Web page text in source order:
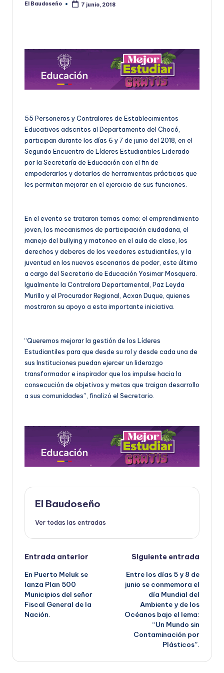
Publicado
El Baudoseño 7 junio, 2018
55 Personeros y Contralores de Establecimientos
Educativos adscritos al Departamento del Chocó,
participan durante los días 6 y 7 de junio del 2018, en el
Segundo Encuentro de Líderes Estudiantiles Liderado
por la Secretaría de Educación con el fin de
empoderarlos y dotarlos de herramientas prácticas que
les permitan mejorar en el ejercicio de sus funciones.
En el evento se trataron temas como; el emprendimiento
joven, los mecanismos de participación ciudadana, el
manejo del bullying y matoneo en el aula de clase, los
derechos y deberes de los veedores estudiantiles, y la
juventud en los nuevos escenarios de poder, este último
a cargo del Secretario de Educación Yosimar Mosquera.
Igualmente la Contralora Departamental, Paz Leyda
Murillo y el Procurador Regional, Acxan Duque, quienes
mostraron su apoyo a esta importante iniciativa.
“Queremos mejorar la gestión de los Líderes
Estudiantiles para que desde su rol y desde cada una de
sus Instituciones puedan ejercer un liderazgo
transformador e inspirador que los impulse hacia la
consecución de objetivos y metas que traigan desarrollo
a sus comunidades”, finalizó el Secretario.
El Baudoseño
Ver todas las entradas
Navegación
de
entradas
Entrada anterior
En Puerto Meluk se
lanza Plan 500
Municipios del señor
Fiscal General de la
Nación.
Siguiente entrada
Entre los días 5 y 8 de
junio se conmemora el
día Mundial del
Ambiente y de los
Océanos bajo el lema:
“Un Mundo sin
Contaminación por
Plásticos”.